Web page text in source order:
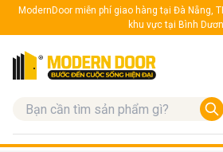
ModernDoor miễn phí giao hàng tại Đà Nẵng,
khu vực tại Bình